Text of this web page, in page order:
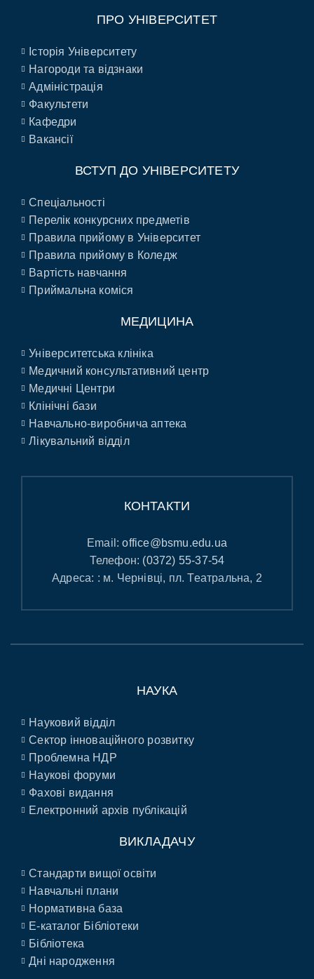
ПРО УНІВЕРСИТЕТ
Історія Університету
Нагороди та відзнаки
Адміністрація
Факультети
Кафедри
Вакансії
ВСТУП ДО УНІВЕРСИТЕТУ
Спеціальності
Перелік конкурсних предметів
Правила прийому в Університет
Правила прийому в Коледж
Вартість навчання
Приймальна коміся
МЕДИЦИНА
Університетська клініка
Медичний консультативний центр
Медичні Центри
Клінічні бази
Навчально-виробнича аптека
Лікувальний відділ
КОНТАКТИ
Email:office@bsmu.edu.ua
Телефон: (0372) 55-37-54
Адреса: : м. Чернівці, пл. Театральна, 2
НАУКА
Науковий відділ
Сектор інноваційного розвитку
Проблемна НДР
Наукові форуми
Фахові видання
Електронний архів публікацій
ВИКЛАДАЧУ
Стандарти вищої освіти
Навчальні плани
Нормативна база
E-каталог Бібліотеки
Бібліотека
Дні народження